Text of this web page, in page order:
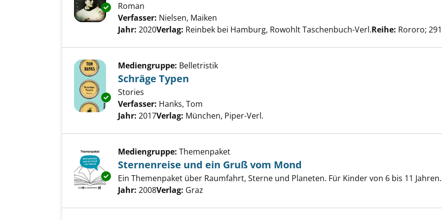
Exemplar-Details von Space girls anzeigen
Roman
Verfasser: Nielsen, Maiken
Jahr: 2020Verlag: Reinbek bei Hamburg, Rowohlt Taschenbuch-Verl.Reihe: Rororo;
Exemplar-Details von Schräge Typen anzeigen
Mediengruppe: Belletristik
Schräge Typen
Stories
Verfasser: Hanks, Tom
Jahr: 2017Verlag: München, Piper-Verl.
Exemplar-Details von Sternenreise und ein Gruß vom Mond anzeigen
Mediengruppe: Themenpaket
Sternenreise und ein Gruß vom Mond
Ein Themenpaket über Raumfahrt, Sterne und Planeten. Für Kinder von 6 bis 11 Jahren.
Suche nach diesem Verfasser
Jahr: 2008Verlag: Graz